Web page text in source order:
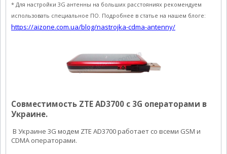
* Для настройки 3G антенны на больших расстояниях рекомендуем
использовать специальное ПО. Подробнее в статье на нашем блоге:
https://aizone.com.ua/blog/nastrojka-cdma-antenny/
Совместимость ZTE AD3700 с 3G операторами в
Украине.
В Украине 3G модем ZTE AD3700 работает со всеми GSM и
CDMA операторами.